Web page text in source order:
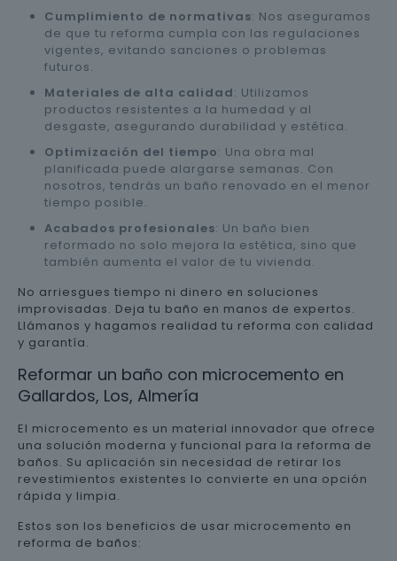
Cumplimiento de normativas: Nos aseguramos
de que tu reforma cumpla con las regulaciones
vigentes, evitando sanciones o problemas
futuros.
Materiales de alta calidad: Utilizamos
productos resistentes a la humedad y al
desgaste, asegurando durabilidad y estética.
Optimización del tiempo: Una obra mal
planificada puede alargarse semanas. Con
nosotros, tendrás un baño renovado en el menor
tiempo posible.
Acabados profesionales: Un baño bien
reformado no solo mejora la estética, sino que
también aumenta el valor de tu vivienda.
No arriesgues tiempo ni dinero en soluciones
improvisadas. Deja tu baño en manos de expertos.
Llámanos y hagamos realidad tu reforma con calidad
y garantía.
Reformar un baño con microcemento en
Gallardos, Los, Almería
El microcemento es un material innovador que ofrece
una solución moderna y funcional para la reforma de
baños. Su aplicación sin necesidad de retirar los
revestimientos existentes lo convierte en una opción
rápida y limpia.
Estos son los beneficios de usar microcemento en
reforma de baños: